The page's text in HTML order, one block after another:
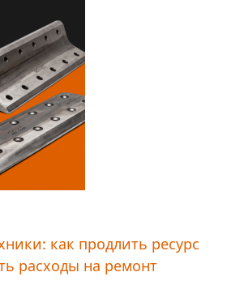
как продлить ресурс
расходы на ремонт